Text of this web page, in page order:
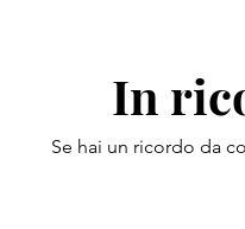
In
Se hai un ricordo da